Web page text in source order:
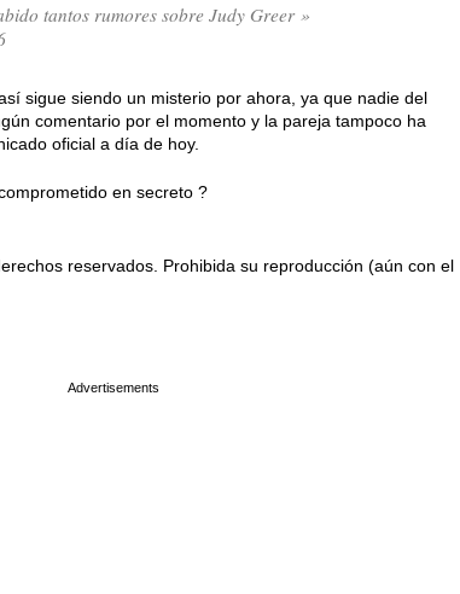
tantos rumores sobre Judy Greer »
sigue siendo un misterio por ahora, ya que nadie del
comentario por el momento y la pareja tampoco ha
oficial a día de hoy.
en secreto ?
reservados. Prohibida su reproducción (aún con el